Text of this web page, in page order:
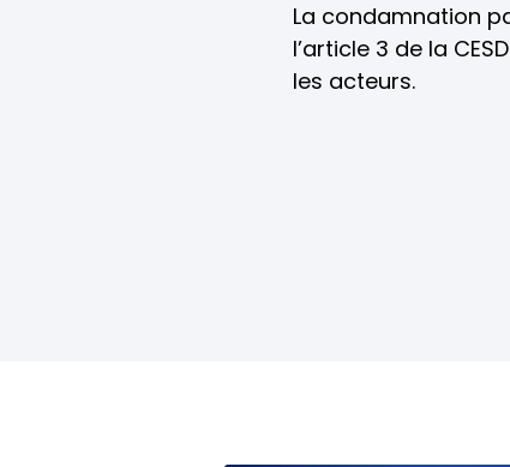
La condamnation
l’article 3 de la
les acteurs.